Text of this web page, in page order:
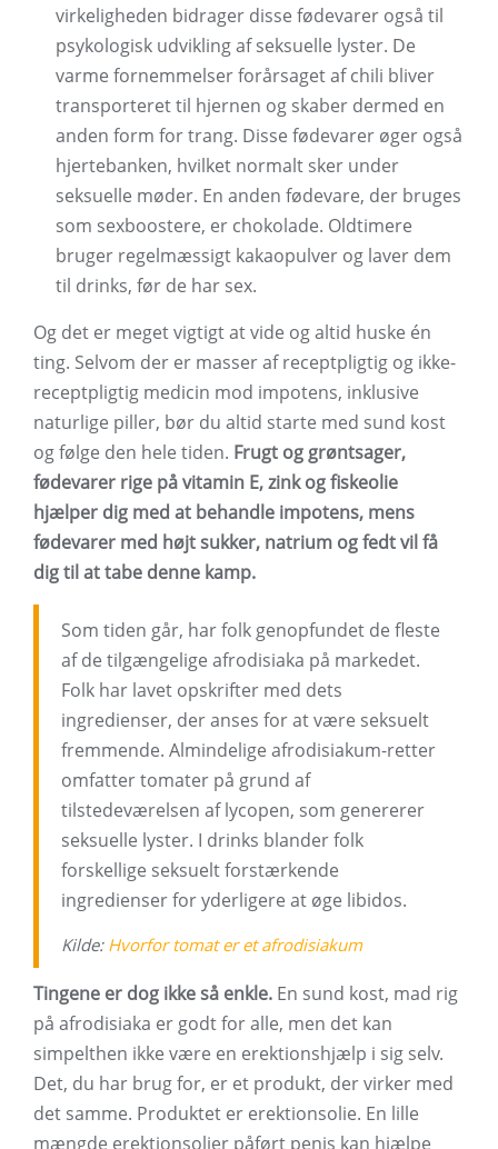
virkeligheden bidrager disse fødevarer også til
psykologisk udvikling af seksuelle lyster. De
varme fornemmelser forårsaget af chili bliver
transporteret til hjernen og skaber dermed en
anden form for trang. Disse fødevarer øger også
hjertebanken, hvilket normalt sker under
seksuelle møder. En anden fødevare, der bruges
som sexboostere, er chokolade. Oldtimere
bruger regelmæssigt kakaopulver og laver dem
til drinks, før de har sex.
Og det er meget vigtigt at vide og altid huske én
ting. Selvom der er masser af receptpligtig og ikke-
receptpligtig medicin mod impotens, inklusive
naturlige piller, bør du altid starte med sund kost
og følge den hele tiden. Frugt og grøntsager,
fødevarer rige på vitamin E, zink og fiskeolie
hjælper dig med at behandle impotens, mens
fødevarer med højt sukker, natrium og fedt vil få
dig til at tabe denne kamp.
Som tiden går, har folk genopfundet de fleste
af de tilgængelige afrodisiaka på markedet.
Folk har lavet opskrifter med dets
ingredienser, der anses for at være seksuelt
fremmende. Almindelige afrodisiakum-retter
omfatter tomater på grund af
tilstedeværelsen af ​​lycopen, som genererer
seksuelle lyster. I drinks blander folk
forskellige seksuelt forstærkende
ingredienser for yderligere at øge libidos.
Kilde: Hvorfor tomat er et afrodisiakum
Tingene er dog ikke så enkle. En sund kost, mad rig
på afrodisiaka er godt for alle, men det kan
simpelthen ikke være en erektionshjælp i sig selv.
Det, du har brug for, er et produkt, der virker med
det samme. Produktet er erektionsolie. En lille
mængde erektionsolier påført penis kan hjælpe